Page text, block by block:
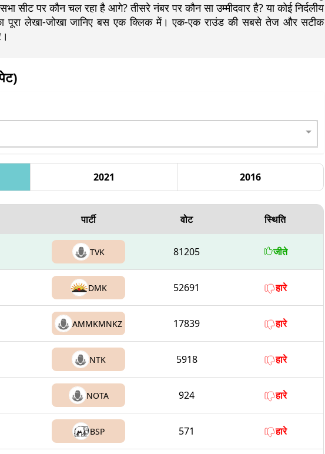
सीट पर कौन चल रहा है आगे? तीसरे नंबर पर कौन सा उम्मीदवार है? या कोई निर्दलीय
पूरा लेखा-जोखा जानिए बस एक क्लिक में। एक-एक राउंड की सबसे तेज और सटीक
)
2021 2016
पार्टी वोट स्थिति
TVK 81205 जीते
DMK 52691 हारे
AMMKMNKZ 17839 हारे
NTK 5918 हारे
NOTA 924 हारे
BSP 571 हारे